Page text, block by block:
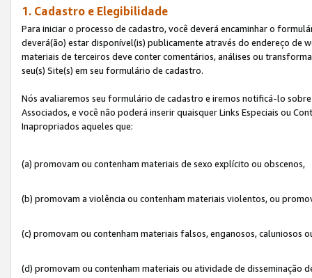
1. Cadastro e Elegibilidade
Para iniciar o processo de cadastro, você deverá encaminhar o
deverá(ão) estar disponível(is) publicamente através do endereço
materiais de terceiros deve conter comentários, análises ou
seu(s) Site(s) em seu formulário de cadastro.
Nós avaliaremos seu formulário de cadastro e iremos notificá-lo
Associados, e você não poderá inserir quaisquer Links Especiais ou
Inapropriados aqueles que:
(a) promovam ou contenham materiais de sexo explícito ou obscenos,
(b) promovam a violência ou contenham materiais violentos, ou
(c) promovam ou contenham materiais falsos, enganosos, caluniosos
(d) promovam ou contenham materiais ou atividade de disseminação